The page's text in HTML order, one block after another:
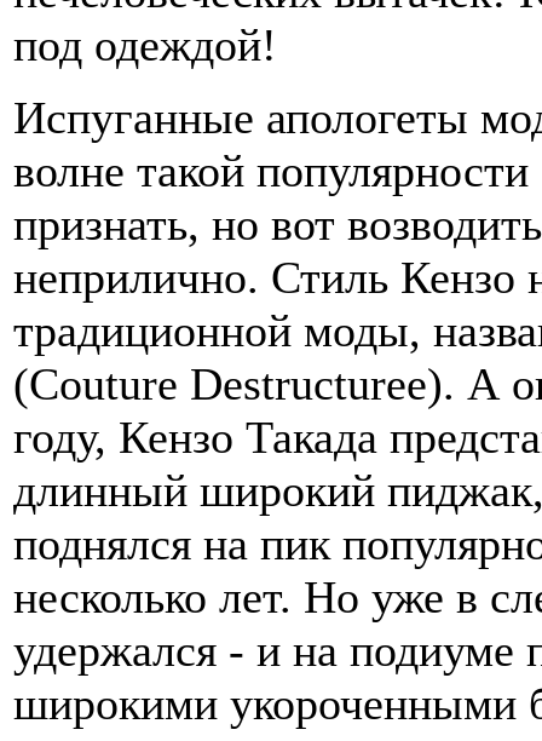
под одеждой!
Испуганные апологеты
волне такой
признать, но вот
неприлично. Стиль Кензо
традиционной моды,
(Couture Destructuree). А
году, Кензо Такада
длинный широкий
поднялся на пик
несколько лет. Но уже в
удержался - и на подиуме
широкими укороченными